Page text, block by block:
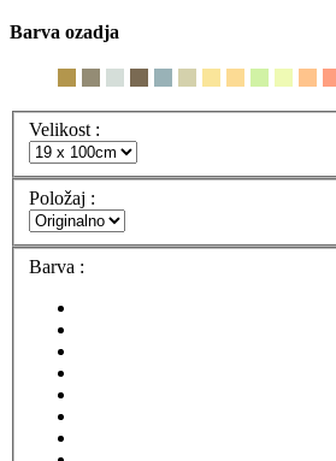
Barva ozadja
Velikost :
Položaj :
Barva :